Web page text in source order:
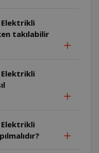
Elektrikli
takılabilir
Elektrikli
Elektrikli